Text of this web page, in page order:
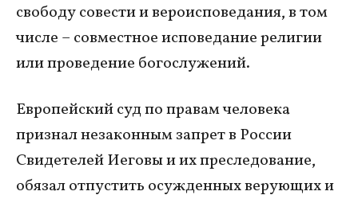
свободу совести и вероисповедания, в том
числе – совместное исповедание религии
или проведение богослужений.
Европейский суд по правам человека
признал незаконным запрет в России
Свидетелей Иеговы и их преследование,
обязал отпустить осужденных верующих и